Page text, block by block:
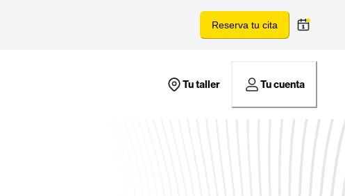
Reserva tu cita
Tu taller Tu cuenta